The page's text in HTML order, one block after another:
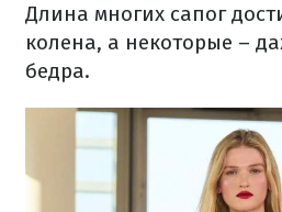
Длина многих сапог
колена, а некоторые –
бедра.